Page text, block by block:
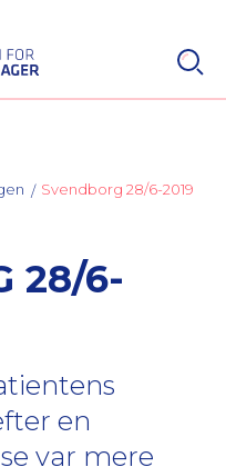
Svendborg 28/6-2019
28/6-
en
var mere